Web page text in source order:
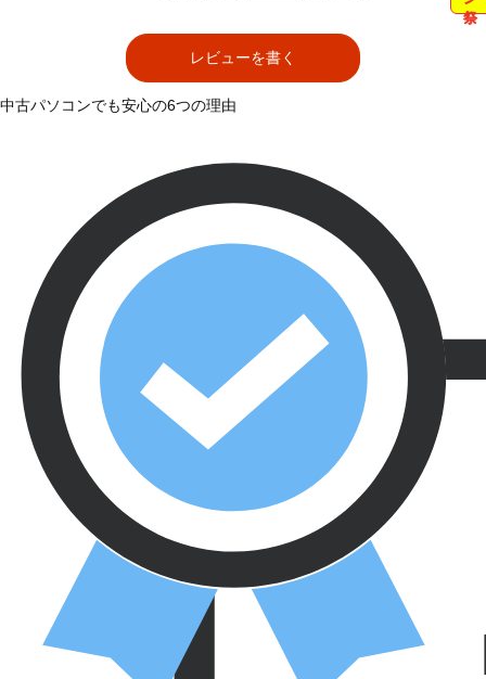
レビューを書く
中古パソコンでも安心の6つの理由